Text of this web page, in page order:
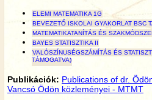
ELEMI MATEMATIKA 1G
BEVEZETŐ ISKOLAI GYAKORLAT BSC
MATEMATIKATANÍTÁS ÉS
BAYES STATISZTIKA II
VALÓSZÍNUSÉGSZÁMÍTÁS ÉS
TÁMOGATVA)
Publikációk: Publications of dr.
Vancsó Ödön közleményei - MTMT